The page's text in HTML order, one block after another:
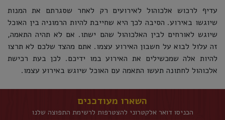
עדיף לרכוש אלכוהול לאירועים רק לאחר שסגרתם את המנות
שיוגשו באירוע. הסיבה לכך היא שחייבת להיות הרמוניה בין האוכל
שיוגש לאורחים לבין האלכוהול שהם ישתו. אם לא תהיה התאמה,
זה עלול לבוא על חשבון האירוע עצמו. אתם מהצד שלכם לא תרצו
להיות אלה שמכשילים את האירוע במו ידיכם. לכן בעת רכישת
אלכוהול לחתונה תעשו התאמה עם האוכל שיוגש באירוע עצמו.
השארו מעודכנים
הכניסו דואר אלקטרוני להצטרפות לרשימת התפוצה שלנו